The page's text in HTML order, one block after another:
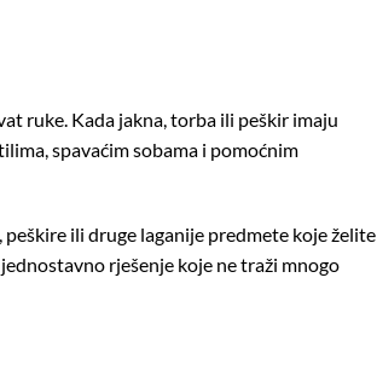
ruke. Kada jakna, torba ili peškir imaju
spavaćim sobama i pomoćnim
ili druge laganije predmete koje želite
rješenje koje ne traži mnogo